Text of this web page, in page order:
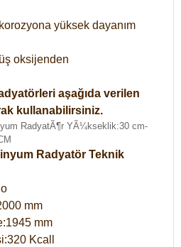
yüksek dayanım
oksijenden
aşağıda verilen
kullanabilirsiniz.
Radyatör Teknik
mm
mm
Kcall